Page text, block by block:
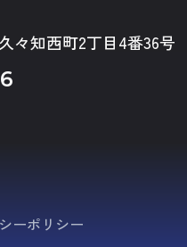
々知西町2丁目4番36号
ーポリシー